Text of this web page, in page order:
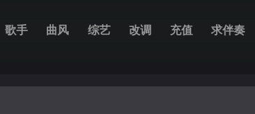
歌手 曲风 综艺 改调 充值 求伴奏